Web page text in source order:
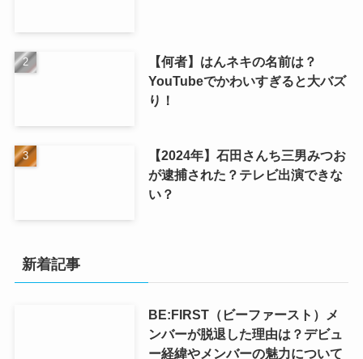
【何者】はんネキの名前は？
YouTubeでかわいすぎると大バズ
り！
【2024年】石田さんち三男みつお
が逮捕された？テレビ出演できな
い？
新着記事
BE:FIRST（ビーファースト）メ
ンバーが脱退した理由は？デビュ
ー経緯やメンバーの魅力について